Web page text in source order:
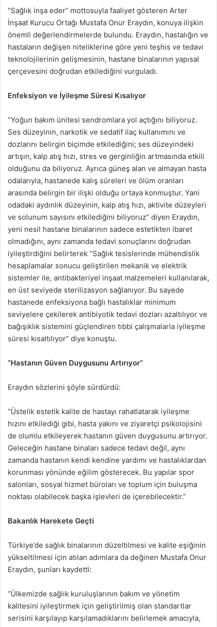
“Sağlık inşa eder” mottosuyla faaliyet gösteren Arter
İnşaat Kurucu Ortağı Mustafa Onur Eraydın, konuya ilişkin
önemli değerlendirmelerde bulundu. Eraydın, hastalığın ve
hastaların değişen niteliklerine göre yeni teşhis ve tedavi
teknolojilerinin gelişmesinin, hastane binalarının yapısal
çerçevesini doğrudan etkilediğini vurguladı.
Enfeksiyon ve İyileşme Süresi Kısalıyor
“Yoğun bakım ünitesi sendromlara yol açtığını biliyoruz.
Ses düzeyinin, narkotik ve sedatif ilaç kullanımını ve
dozlarını belirgin biçimde etkilediğini; ses düzeyindeki
artışın, kalp atış̧ hızı, stres ve gerginliğin artmasında etkili
olduğunu da biliyoruz. Ayrıca güneş̧ alan ve almayan hasta
odalarıyla, hastanede kalış̧ süreleri ve ölüm oranları
arasında belirgin bir ilişki olduğu ortaya konmuştur. Yani
odadaki aydınlık düzeyinin, kalp atış̧ hızı, aktivite düzeyleri
ve solunum sayısını etkilediğini biliyoruz” diyen Eraydın,
yeni nesil hastane binalarının sadece estetikten ibaret
olmadığını, aynı zamanda tedavi sonuçlarını doğrudan
iyileştirdiğini belirterek “Sağlık tesislerinde mühendislik
hesaplamalar sonucu geliştirilen mekanik ve elektrik
sistemler ile, antibakteriyel inşaat malzemeleri kullanılarak,
en üst seviyede sterilizasyon sağlanıyor. Bu sayede
hastanede enfeksiyona bağlı hastalıklar minimum
seviyelere çekilerek antibiyotik tedavi dozları azaltılıyor ve
bağışıklık sistemini güçlendiren tıbbi çalışmalarla iyileşme
süresi kısaltılıyor” diye konuştu.
“Hastanın Güven Duygusunu Artırıyor”
Eraydın sözlerini şöyle sürdürdü:
“Üstelik estetik kalite de hastayı rahatlatarak iyileşme
hızını etkilediği gibi, hasta yakını ve ziyaretçi psikolojisini
de olumlu etkileyerek hastanın güven duygusunu artırıyor.
Geleceğin hastane binaları sadece tedavi değil, aynı
zamanda hastanın kendi kendine yardımı ve hastalıklardan
korunması yönünde eğilim gösterecek. Bu yapılar spor
salonları, sosyal hizmet büroları ve toplum için buluşma
noktası olabilecek başka işlevleri de içerebilecektir.”
Bakanlık Harekete Geçti
Türkiye’de sağlık binalarının düzeltilmesi ve kalite eşiğinin
yükseltilmesi için atılan adımlara da değinen Mustafa Onur
Eraydın, şunları kaydetti:
“Ülkemizde sağlık kuruluşlarının bakım ve yönetim
kalitesini iyileştirmek için geliştirilmiş olan standartlar
serisini karşılayıp karşılamadıklarını belirlemek amacıyla,